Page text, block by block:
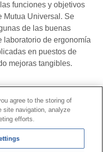
funciones y objetivos
Mutua Universal. Se
de las buenas
laboratorio de ergonomía
en puestos de
mejoras tangibles.
Zona Privada Comisión de
Privada Proveedor
agree to the storing of
site navigation, analyze
efforts.